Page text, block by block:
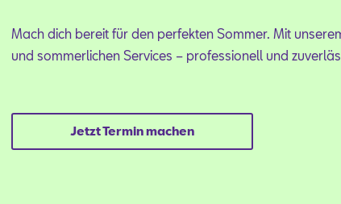
Mach dich bereit für den perfekten Sommer. Mit
und sommerlichen Services – professionell und
Jetzt Termin machen